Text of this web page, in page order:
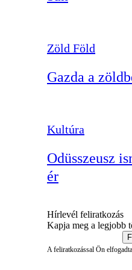
Zöld Föld
Gazda a
Kultúra
Odüsszeusz
ér
Hírlevél feliratkozás
Kapja meg a legjobb
A feliratkozással Ön